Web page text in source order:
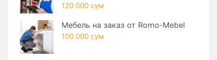
120 000 сум
Мебель на заказ от Romo-Mebel
100 000 сум